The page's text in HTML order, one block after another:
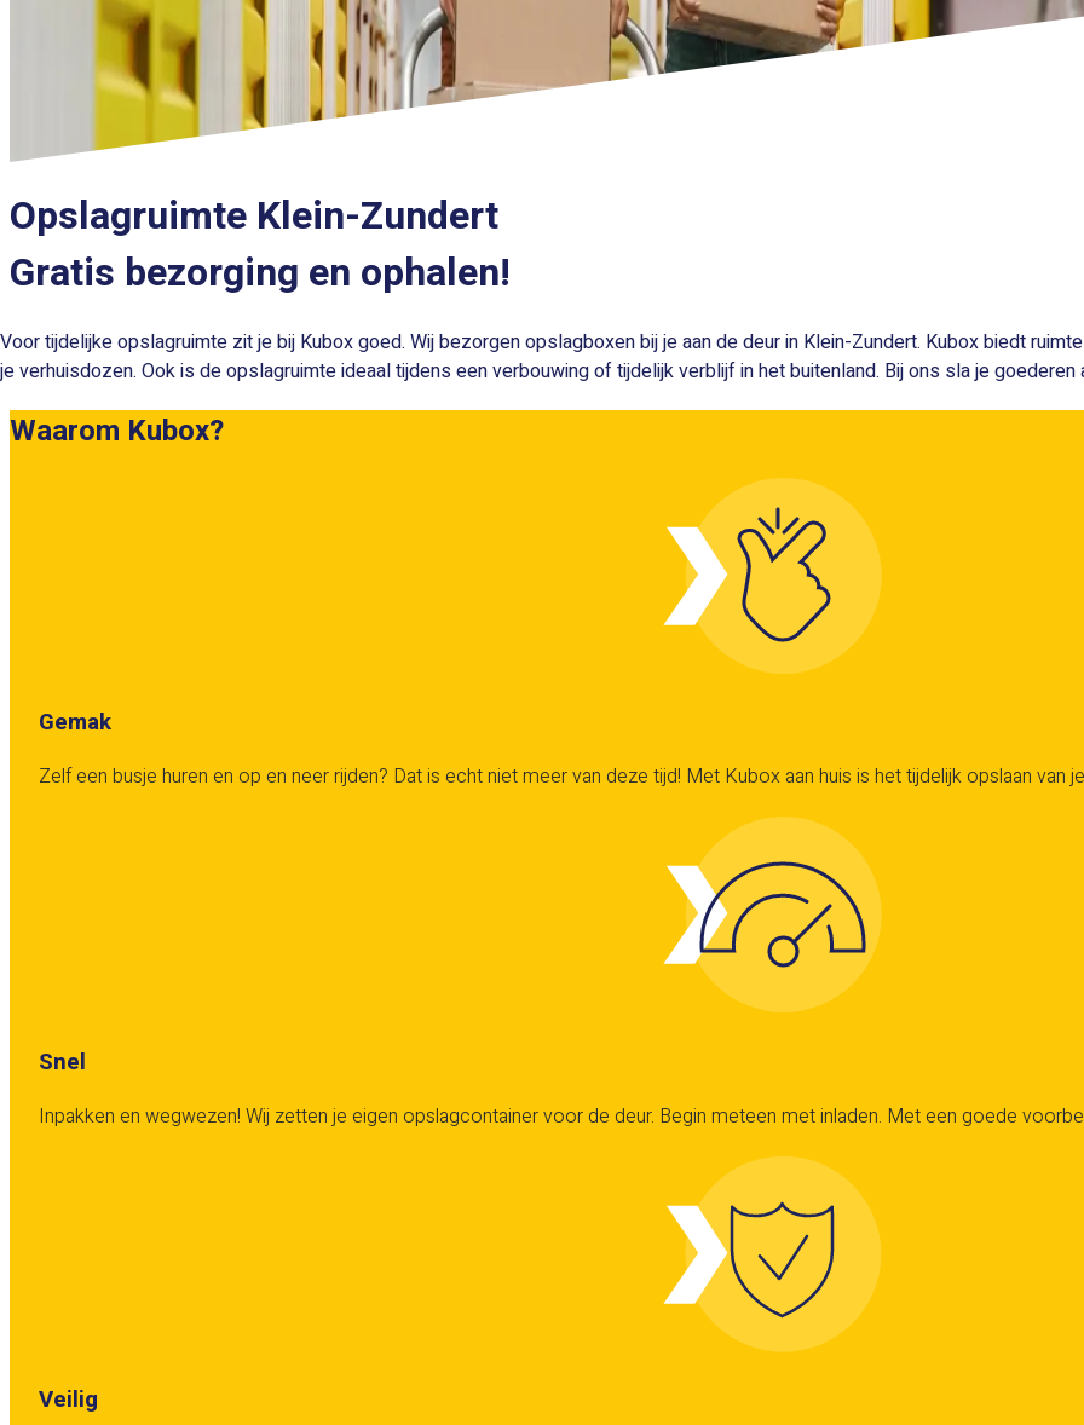
Opslagruimte Klein-Zundert
Gratis bezorging en ophalen!
Voor tijdelijke opslagruimte zit je bij Kubox goed. Wij bezorgen opslagboxen bij je aan de deur in Klein-Zundert. Kubox biedt
je verhuisdozen. Ook is de opslagruimte ideaal tijdens een verbouwing of tijdelijk verblijf in het buitenland. Bij ons sla je
Waarom Kubox?
Gemak
Zelf een busje huren en op en neer rijden? Dat is echt niet meer van deze tijd! Met Kubox aan huis is het tijdelijk opslaan van
Snel
Inpakken en wegwezen! Wij zetten je eigen opslagcontainer voor de deur. Begin meteen met inladen. Met een goede
Veilig